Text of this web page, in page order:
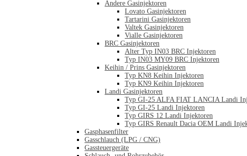
Andere Gasinjektoren
Lovato Gasinjektoren
Tartarini Gasinjektoren
Valtek Gasinjektoren
Vialle Gasinjektoren
BRC Gasinjektoren
Alter Typ IN03 BRC Injektoren
Typ IN03 MY09 BRC Injektoren
Keihin / Prins Gasinjektoren
Typ KN8 Keihin Injektoren
Typ KN9 Keihin Injektoren
Landi Gasinjektoren
Typ GI-25 ALFA FIAT LANCIA Landi
Typ GI-25 Landi Injektoren
Typ GIRS 12 Landi Injektoren
Typ GIRS Renault Dacia OEM Landi
Gasphasenfilter
Gasschlauch (LPG / CNG)
Gassteuergeräte